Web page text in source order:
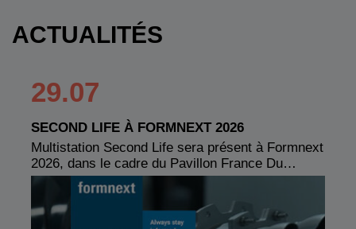
ACTUALITÉS
29.07
SECOND LIFE À FORMNEXT 2026
Multistation Second Life sera présent à Formnext
2026, dans le cadre du Pavillon France Du…